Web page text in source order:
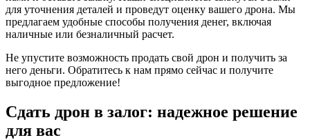
для уточнения деталей и проведут оценку вашего дрона. Мы
предлагаем удобные способы получения денег, включая
наличные или безналичный расчет.
Не упустите возможность продать свой дрон и получить за
него деньги. Обратитесь к нам прямо сейчас и получите
выгодное предложение!
Сдать дрон в залог: надежное решение
для вас